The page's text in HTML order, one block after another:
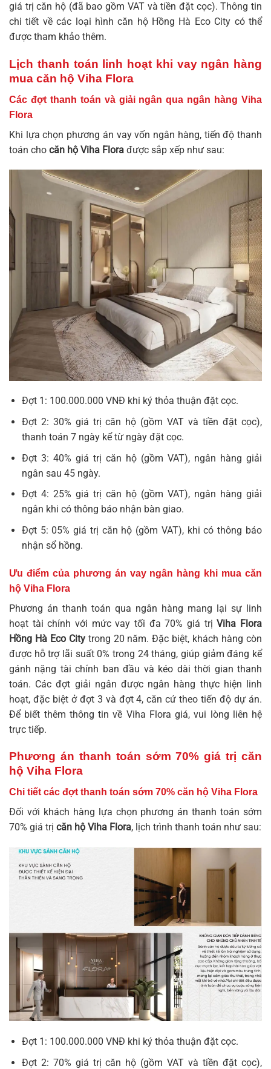
giá trị căn hộ (đã bao gồm VAT và tiền đặt cọc). Thông tin
chi tiết về các loại hìnhcăn hộ Hồng Hà Eco City có thể
được tham khảo thêm.
Lịch thanh toán linh hoạt khi vay ngân hàng
mua căn hộ Viha Flora
Các đợt thanh toán và giải ngân qua ngân hàng Viha
Flora
Khi lựa chọn phương án vay vốn ngân hàng, tiến độ thanh
toán cho căn hộ Viha Flora được sắp xếp như sau:
Đợt 1: 100.000.000 VNĐ khi ký thỏa thuận đặt cọc.
Đợt 2: 30% giá trị căn hộ (gồm VAT và tiền đặt cọc),
thanh toán 7 ngày kể từ ngày đặt cọc.
Đợt 3: 40% giá trị căn hộ (gồm VAT), ngân hàng giải
ngân sau 45 ngày.
Đợt 4: 25% giá trị căn hộ (gồm VAT), ngân hàng giải
ngân khi có thông báo nhận bàn giao.
Đợt 5: 05% giá trị căn hộ (gồm VAT), khi có thông báo
nhận sổ hồng.
Ưu điểm của phương án vay ngân hàng khi mua căn
hộ Viha Flora
Phương án thanh toán qua ngân hàng mang lại sự linh
hoạt tài chính với mức vay tối đa 70% giá trịViha Flora
Hồng Hà Eco Citytrong 20 năm. Đặc biệt, khách hàng còn
được hỗ trợ lãi suất 0% trong 24 tháng, giúp giảm đáng kể
gánh nặng tài chính ban đầu và kéo dài thời gian thanh
toán. Các đợt giải ngân được ngân hàng thực hiện linh
hoạt, đặc biệt ở đợt 3 và đợt 4, căn cứ theo tiến độ dự án.
Để biết thêm thông tin về Viha Flora giá, vui lòng liên hệ
trực tiếp.
Phương án thanh toán sớm 70% giá trị căn
hộ Viha Flora
Chi tiết các đợt thanh toán sớm 70% căn hộ Viha Flora
Đối với khách hàng lựa chọn phương án thanh toán sớm
70% giá trị căn hộ Viha Flora, lịch trình thanh toán như sau:
Đợt 1: 100.000.000 VNĐ khi ký thỏa thuận đặt cọc.
Đợt 2: 70% giá trị căn hộ (gồm VAT và tiền đặt cọc),